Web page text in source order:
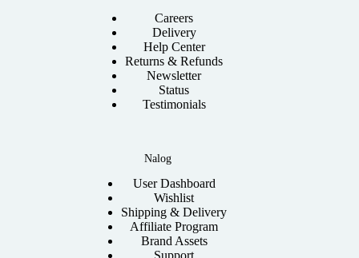
Careers
Delivery
Help Center
Returns & Refunds
Newsletter
Status
Testimonials
Nalog
User Dashboard
Wishlist
Shipping & Delivery
Affiliate Program
Brand Assets
Support